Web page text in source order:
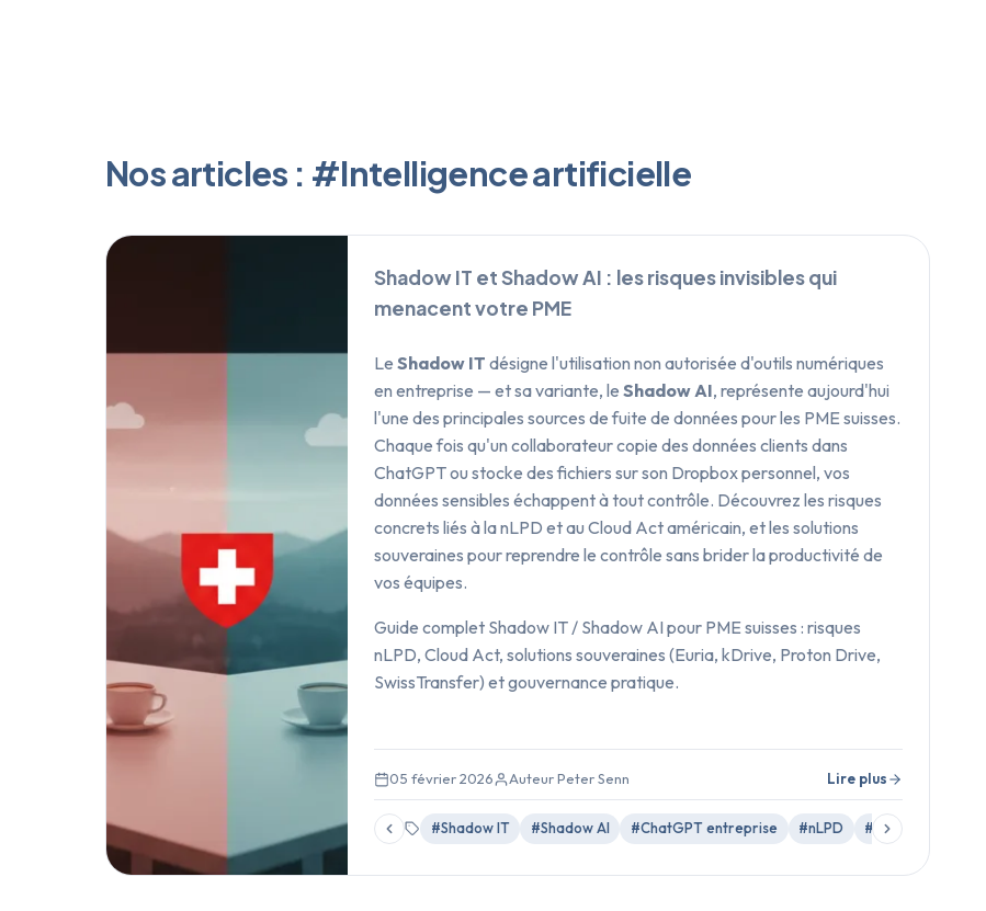
Nos articles : #Intelligence artificielle
Shadow IT et Shadow AI : les risques invisibles qui
menacent votre PME
Le Shadow IT désigne l'utilisation non autorisée d'outils numériques
en entreprise — et sa variante, le Shadow AI, représente aujourd'hui
l'une des principales sources de fuite de données pour les PME suisses.
Chaque fois qu'un collaborateur copie des données clients dans
ChatGPT ou stocke des fichiers sur son Dropbox personnel, vos
données sensibles échappent à tout contrôle. Découvrez les risques
concrets liés à la nLPD et au Cloud Act américain, et les solutions
souveraines pour reprendre le contrôle sans brider la productivité de
vos équipes.
Guide complet Shadow IT / Shadow AI pour PME suisses : risques
nLPD, Cloud Act, solutions souveraines (Euria, kDrive, Proton Drive,
SwissTransfer) et gouvernance pratique.
05 février 2026 Auteur Peter Senn Lire plus
#Shadow IT #Shadow AI #ChatGPT entreprise #nLPD #Cloud Act